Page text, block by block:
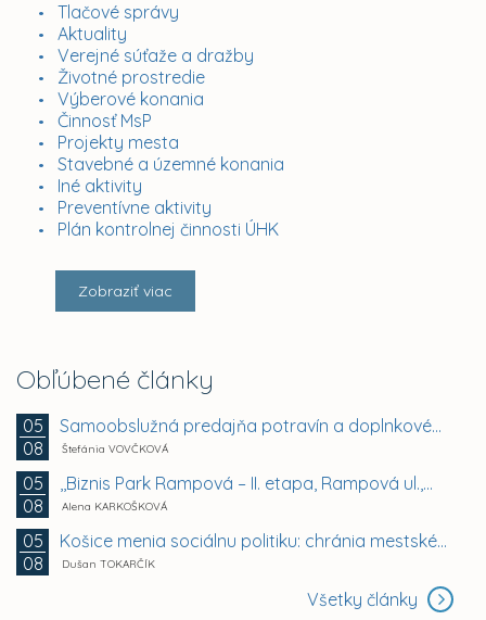
Tlačové správy
Aktuality
Verejné súťaže a dražby
Životné prostredie
Výberové konania
Činnosť MsP
Projekty mesta
Stavebné a územné konania
Iné aktivity
Preventívne aktivity
Plán kontrolnej činnosti ÚHK
Zobraziť viac
Obľúbené články
05
08
Samoobslužná predajňa potravín a doplnkového tovaru
Štefánia VOVČKOVÁ
05
08
,,Biznis Park Rampová – II. etapa, Rampová ul.,...
Alena KARKOŠKOVÁ
05
08
Košice menia sociálnu politiku: chránia mestské byty...
Dušan TOKARČÍK
Všetky články